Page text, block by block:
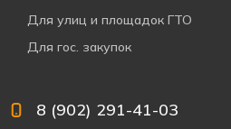
Для улиц и площадок ГТО
Для гос. закупок
8 (902) 291-41-03